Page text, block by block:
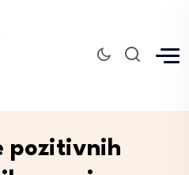
pozitivnih